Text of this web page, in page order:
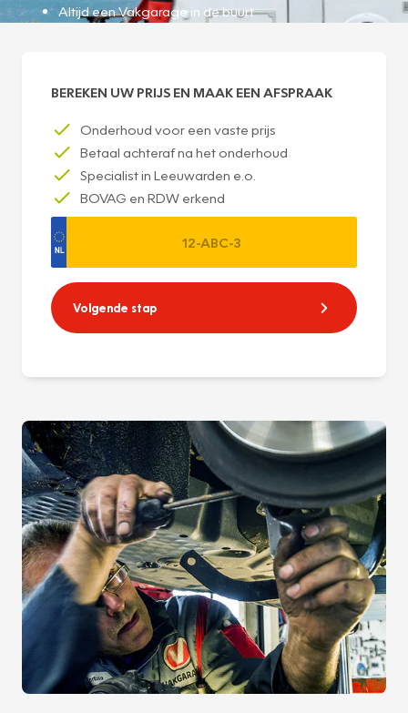
Altijd een Vakgarage in de buurt
BEREKEN UW PRIJS EN MAAK EEN AFSPRAAK
Onderhoud voor een vaste prijs
Betaal achteraf na het onderhoud
Specialist in Leeuwarden e.o.
BOVAG en RDW erkend
Volgende stap